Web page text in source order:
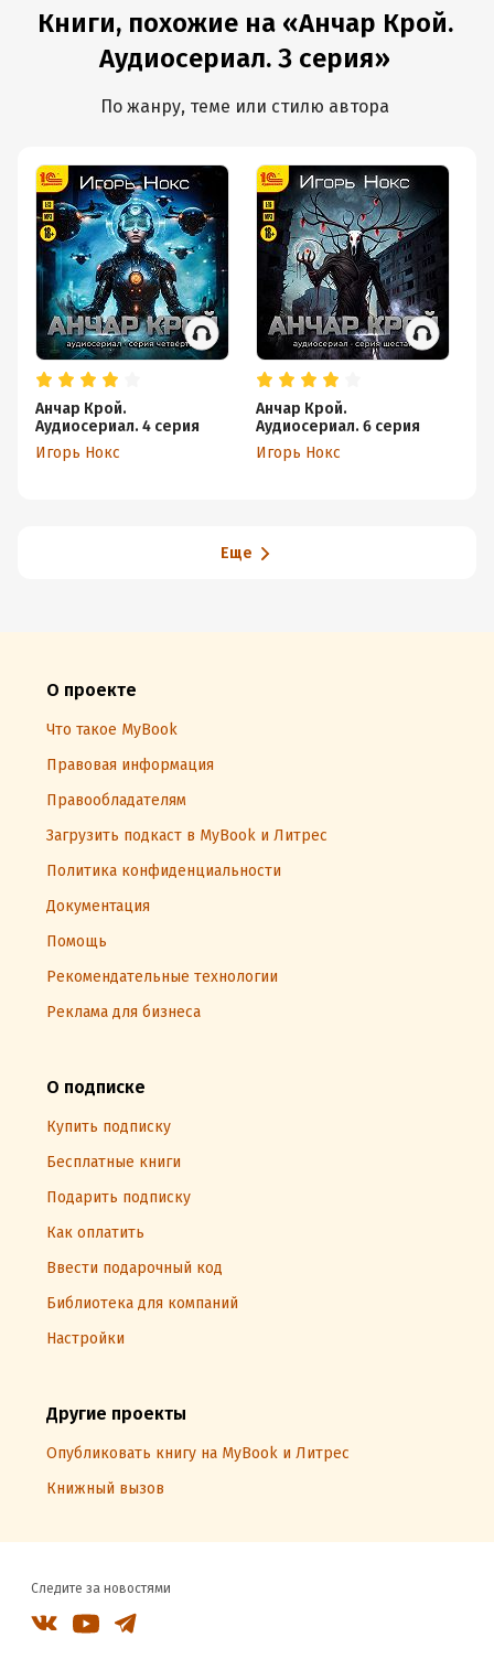
Книги, похожие на «Анчар Крой.
Аудиосериал. 3 серия»
По жанру, теме или стилю автора
Анчар Крой.
Аудиосериал. 4 серия
Игорь Нокс
Анчар Крой.
Аудиосериал. 6 серия
Игорь Нокс
Еще
О проекте
Что такое MyBook
Правовая информация
Правообладателям
Загрузить подкаст в MyBook и Литрес
Политика конфиденциальности
Документация
Помощь
Рекомендательные технологии
Реклама для бизнеса
О подписке
Купить подписку
Бесплатные книги
Подарить подписку
Как оплатить
Ввести подарочный код
Библиотека для компаний
Настройки
Другие проекты
Опубликовать книгу на MyBook и Литрес
Книжный вызов
Следите за новостями